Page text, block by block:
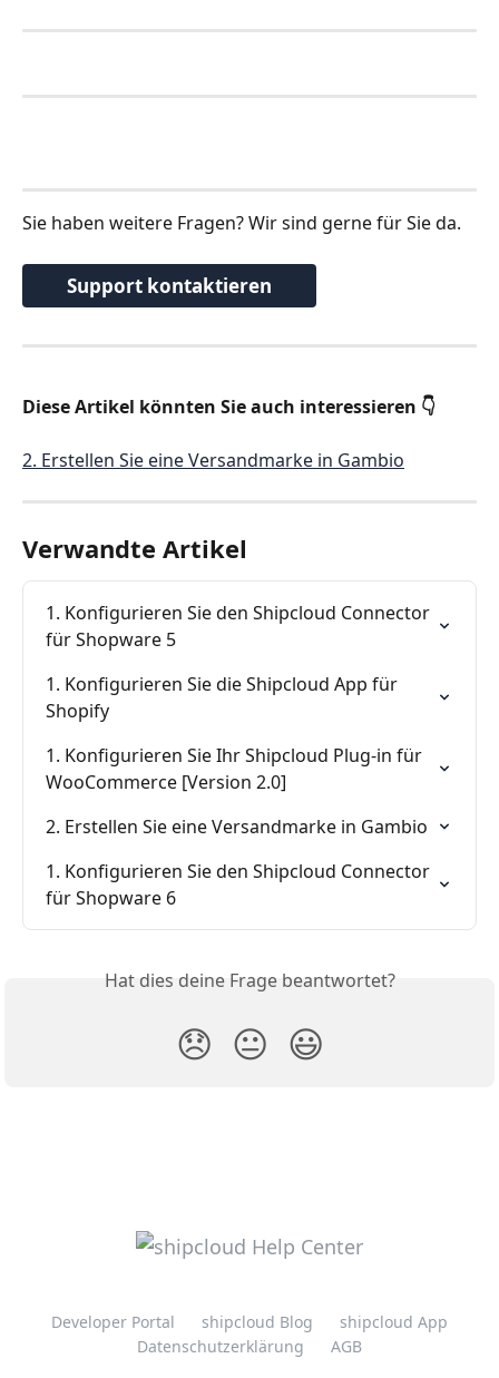
Sie haben weitere Fragen? Wir sind gerne für Sie da.
Support kontaktieren
Diese Artikel könnten Sie auch interessieren 👇
2. Erstellen Sie eine Versandmarke in Gambio
Verwandte Artikel
1. Konfigurieren Sie den Shipcloud Connector
für Shopware 5
1. Konfigurieren Sie die Shipcloud App für
Shopify
1. Konfigurieren Sie Ihr Shipcloud Plug-in für
WooCommerce [Version 2.0]
2. Erstellen Sie eine Versandmarke in Gambio
1. Konfigurieren Sie den Shipcloud Connector
für Shopware 6
Hat dies deine Frage beantwortet?
😞 😐 😃
Developer Portal shipcloud Blog
shipcloud App
Datenschutzerklärung
AGB